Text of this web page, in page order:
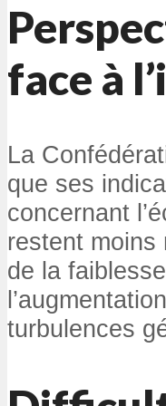
face à
La
que ses
concernant
restent moins
de la
turbulences